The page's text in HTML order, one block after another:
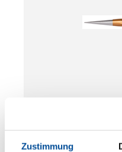
Zustimmung